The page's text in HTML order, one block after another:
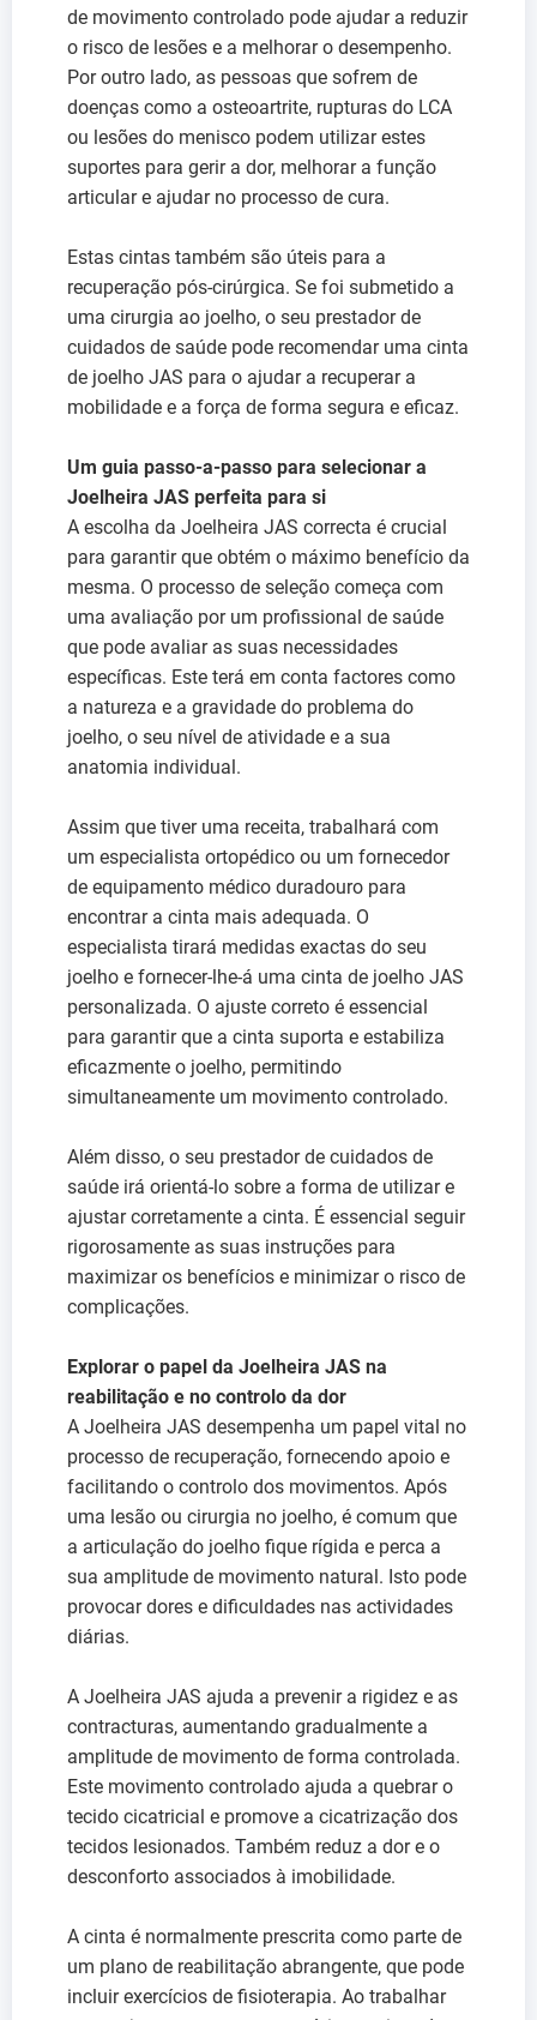
de movimento controlado pode ajudar a reduzir
o risco de lesões e a melhorar o desempenho.
Por outro lado, as pessoas que sofrem de
doenças como a osteoartrite, rupturas do LCA
ou lesões do menisco podem utilizar estes
suportes para gerir a dor, melhorar a função
articular e ajudar no processo de cura.
Estas cintas também são úteis para a
recuperação pós-cirúrgica. Se foi submetido a
uma cirurgia ao joelho, o seu prestador de
cuidados de saúde pode recomendar uma cinta
de joelho JAS para o ajudar a recuperar a
mobilidade e a força de forma segura e eficaz.
Um guia passo-a-passo para selecionar a
Joelheira JAS perfeita para si
A escolha da Joelheira JAS correcta é crucial
para garantir que obtém o máximo benefício da
mesma. O processo de seleção começa com
uma avaliação por um profissional de saúde
que pode avaliar as suas necessidades
específicas. Este terá em conta factores como
a natureza e a gravidade do problema do
joelho, o seu nível de atividade e a sua
anatomia individual.
Assim que tiver uma receita, trabalhará com
um especialista ortopédico ou um fornecedor
de equipamento médico duradouro para
encontrar a cinta mais adequada. O
especialista tirará medidas exactas do seu
joelho e fornecer-lhe-á uma cinta de joelho JAS
personalizada. O ajuste correto é essencial
para garantir que a cinta suporta e estabiliza
eficazmente o joelho, permitindo
simultaneamente um movimento controlado.
Além disso, o seu prestador de cuidados de
saúde irá orientá-lo sobre a forma de utilizar e
ajustar corretamente a cinta. É essencial seguir
rigorosamente as suas instruções para
maximizar os benefícios e minimizar o risco de
complicações.
Explorar o papel da Joelheira JAS na
reabilitação e no controlo da dor
A Joelheira JAS desempenha um papel vital no
processo de recuperação, fornecendo apoio e
facilitando o controlo dos movimentos. Após
uma lesão ou cirurgia no joelho, é comum que
a articulação do joelho fique rígida e perca a
sua amplitude de movimento natural. Isto pode
provocar dores e dificuldades nas actividades
diárias.
A Joelheira JAS ajuda a prevenir a rigidez e as
contracturas, aumentando gradualmente a
amplitude de movimento de forma controlada.
Este movimento controlado ajuda a quebrar o
tecido cicatricial e promove a cicatrização dos
tecidos lesionados. Também reduz a dor e o
desconforto associados à imobilidade.
A cinta é normalmente prescrita como parte de
um plano de reabilitação abrangente, que pode
incluir exercícios de fisioterapia. Ao trabalhar